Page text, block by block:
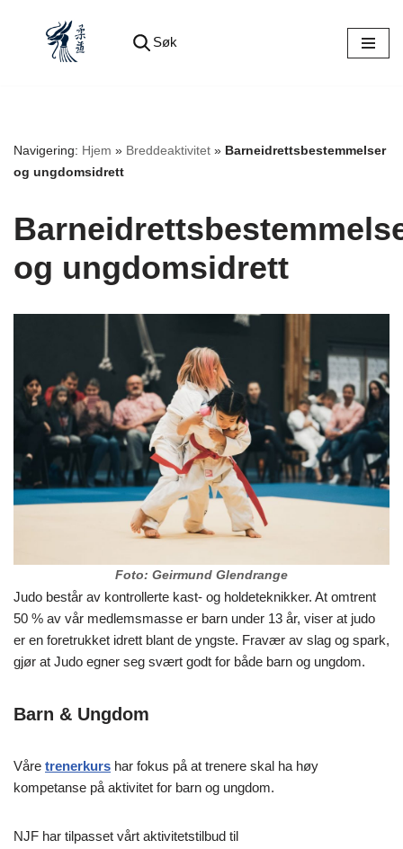
Søk
Navigering: Hjem » Breddeaktivitet » Barneidrettsbestemmelser
og ungdomsidrett
og ungdomsidrett
Foto: Geirmund Glendrange
Judo består av kontrollerte kast- og holdeteknikker. At omtrent
50 % av vår medlemsmasse er barn under 13 år, viser at judo
er en foretrukket idrett blant de yngste. Fravær av slag og spark,
gjør at Judo egner seg svært godt for både barn og ungdom.
Barn & Ungdom
Våre trenerkurs har fokus på at trenere skal ha høy
kompetanse på aktivitet for barn og ungdom.
NJF har tilpasset vårt aktivitetstilbud til